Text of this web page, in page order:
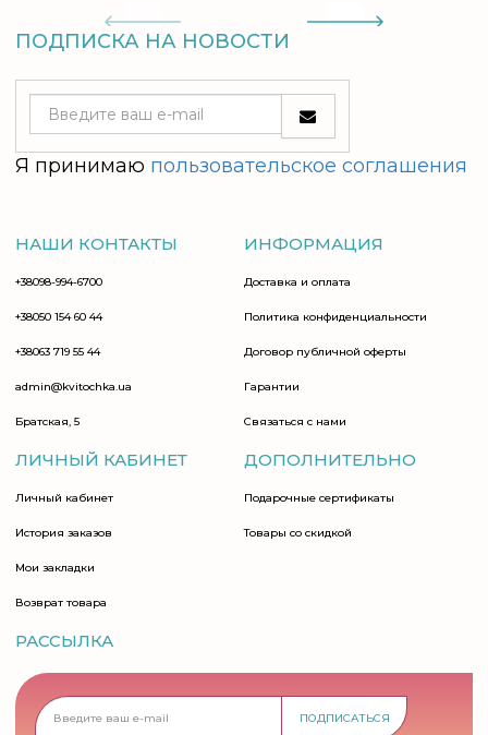
ПОДПИСКА НА НОВОСТИ
Я принимаю пользовательское соглашения
НАШИ КОНТАКТЫ
+38098-994-6700
+38050 154 60 44
+38063 719 55 44
admin@kvitochka.ua
Братская, 5
ИНФОРМАЦИЯ
Доставка и оплата
Политика конфиденциальности
Договор публичной оферты
Гарантии
Связаться с нами
ЛИЧНЫЙ КАБИНЕТ
Личный кабинет
История заказов
Мои закладки
Возврат товара
ДОПОЛНИТЕЛЬНО
Подарочные сертификаты
Товары со скидкой
РАССЫЛКА
ПОДПИСАТЬСЯ